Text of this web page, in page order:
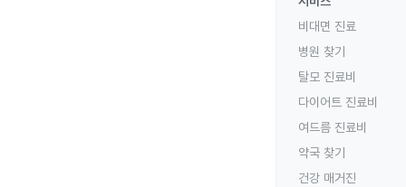
비대면 진료
병원 찾기
탈모 진료비
다이어트 진료비
여드름 진료비
약국 찾기
건강 매거진